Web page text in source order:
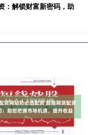
：解锁财富新密码，助